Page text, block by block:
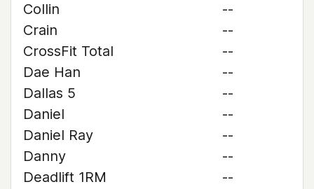
Collin
--
Crain
--
CrossFit Total
--
Dae Han
--
Dallas 5
--
Daniel
--
Daniel Ray
--
Danny
--
Deadlift 1RM
--